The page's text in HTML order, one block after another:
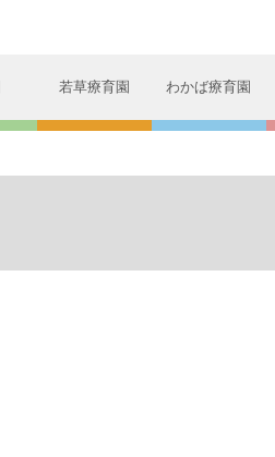
若草療育園 わかば療育園